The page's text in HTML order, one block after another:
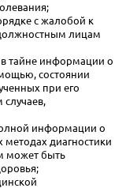
с жалобой к
лицам
тайне информации о
состоянии
при его
информации о
методах диагностики
может быть